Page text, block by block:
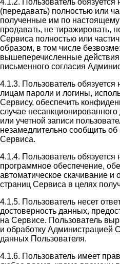
(передавать) полностью или
полученные им по
продавать, не тиражировать,
Сервиса полностью или
образом, в том числе
вышеперечисленные действия
письменного согласия
4.1.3. Пользователь обязуется
лицам пароли и логины,
Сервису, обеспечить
случае
или учетной записи
незамедлительно сообщить
Сервиса.
4.1.4. Пользователь обязуется
программное обеспечение,
автоматическое скачивание и
страниц Сервиса в целях
4.1.5. Пользователь несет
достоверность данных,
на Сервисе. Пользователь
и обработку Администрацией
данных Пользователя.
4.1.6. Пользователь имеет